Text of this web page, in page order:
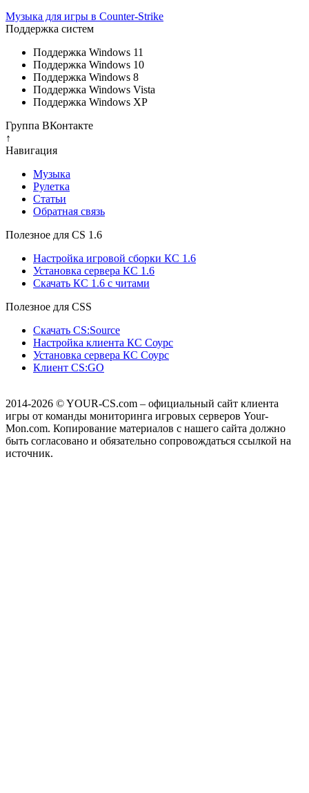
Музыка для игры в Counter-Strike
Поддержка систем
Поддержка Windows 11
Поддержка Windows 10
Поддержка Windows 8
Поддержка Windows Vista
Поддержка Windows XP
Группа ВКонтакте
↑
Навигация
Музыка
Рулетка
Cтатьи
Обратная связь
Полезное для CS 1.6
Настройка игровой сборки КС 1.6
Установка сервера КС 1.6
Скачать КС 1.6 с читами
Полезное для CSS
Скачать CS:Source
Настройка клиента КС Cоурс
Установка сервера КС Соурс
Клиент CS:GO
2014-2026 © YOUR-CS.com – официальный сайт клиента
игры от команды мониторинга игровых серверов Your-
Mon.com. Копирование материалов с нашего сайта должно
быть согласовано и обязательно сопровождаться ссылкой на
источник.